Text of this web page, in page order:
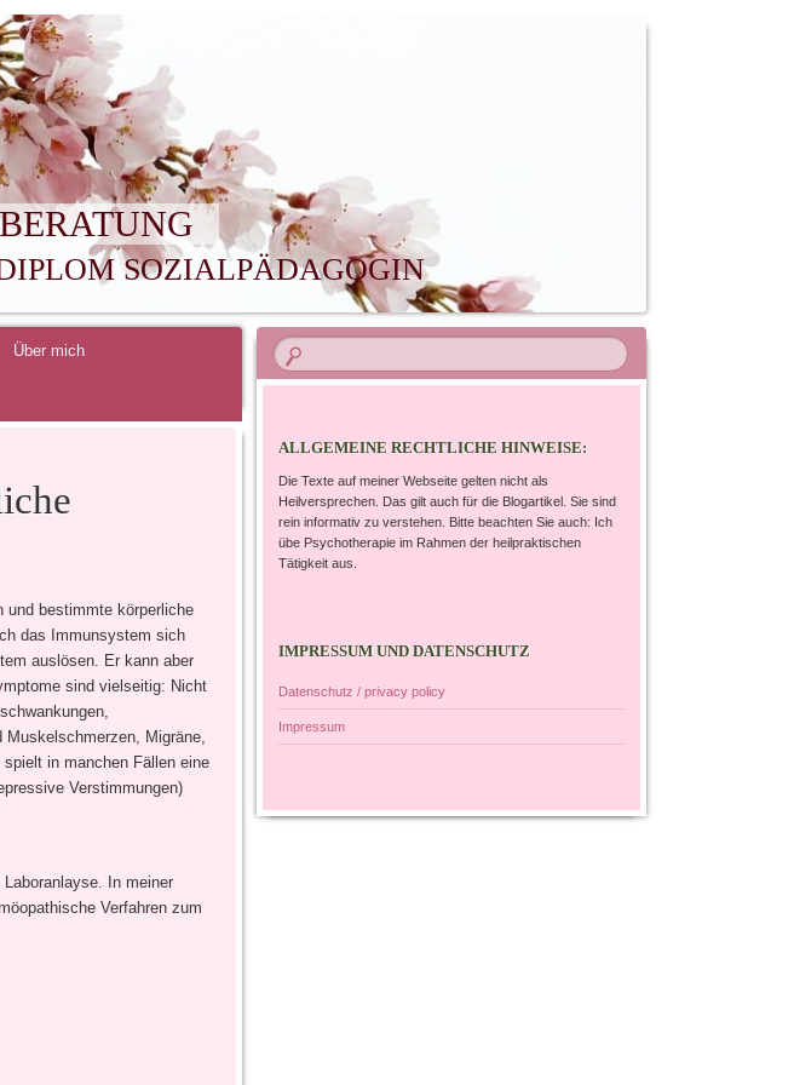
SOZIALPÄDAGOGIN
Über mich
bestimmte körperliche
das Immunsystem sich
auslösen. Er kann aber
sind vielseitig: Nicht
Migräne,
in manchen Fällen eine
Verstimmungen)
In meiner
Verfahren zum
ALLGEMEINE RECHTLICHE HINWEISE:
Die Texte auf meiner Webseite gelten nicht als
Heilversprechen. Das gilt auch für die Blogartikel. Sie sind
rein informativ zu verstehen. Bitte beachten Sie auch: Ich
übe Psychotherapie im Rahmen der heilpraktischen
Tätigkeit aus.
IMPRESSUM UND DATENSCHUTZ
Datenschutz / privacy policy
Impressum